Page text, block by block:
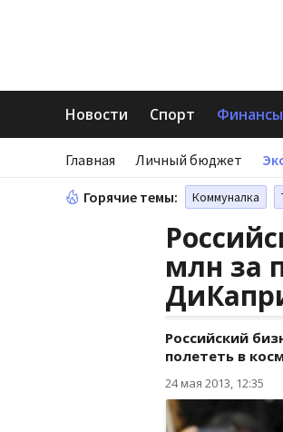
Новости Спорт Финансы
Главная Личный бюджет
Горячие темы: Коммуналка
млн за
Российский
полететь в
24 мая 2013, 12:35